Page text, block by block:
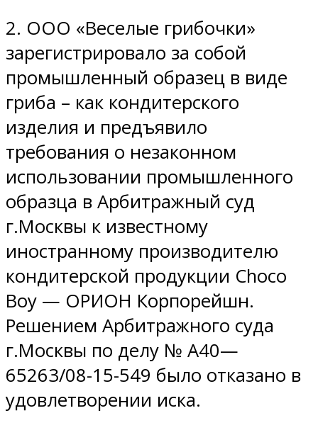
2. ООО «Веселые грибочки»
зарегистрировало за собой
промышленный образец в виде
гриба – как кондитерского
изделия и предъявило
требования о незаконном
использовании промышленного
образца в Арбитражный суд
г.Москвы к известному
иностранному производителю
кондитерской продукции Choco
Boy — ОРИОН Корпорейшн.
Решением Арбитражного суда
г.Москвы по делу № А40—
65263/08-15-549 было отказано в
удовлетворении иска.